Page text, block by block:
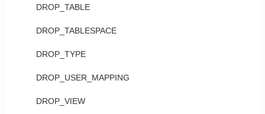
DROP_TABLE
DROP_TABLESPACE
DROP_TYPE
DROP_USER_MAPPING
DROP_VIEW